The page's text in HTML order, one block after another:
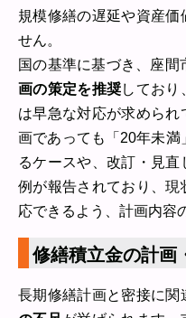
規模修繕の遅延や資産価
せん。
国の基準に基づき、座間
画の策定を推奨しており
は早急な対応が求めら
画であっても「20年未
るケースや、改訂・見
例が報告されており、
応できるよう、計画内容
修繕積立金の計画
長期修繕計画と密接に関